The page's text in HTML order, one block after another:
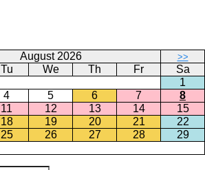
August 2026 >>
Tu We Th Fr
Sa
1
4 5 6 7
8
11 12 13 14
15
18 19 20 21
22
25 26 27 28
29